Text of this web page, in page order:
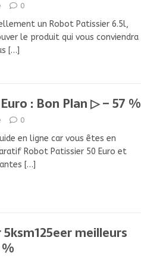
0
un Robot Patissier 6.5l,
le produit qui vous conviendra
[…]
: Bon Plan ▷ – 57 %
0
en ligne car vous êtes en
Robot Patissier 50 Euro et
[…]
meilleurs